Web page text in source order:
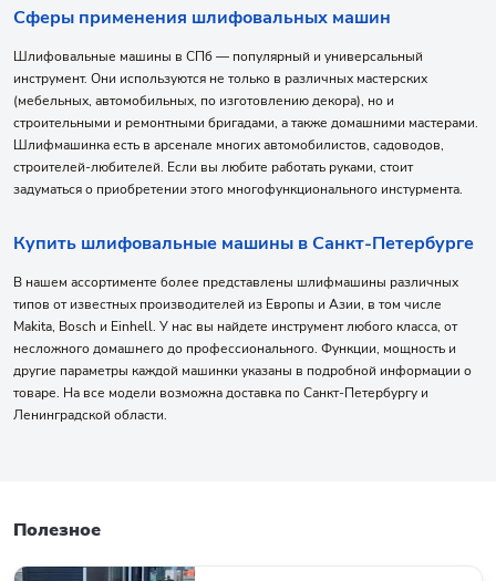
Сферы применения шлифовальных машин
Шлифовальные машины в СПб — популярный и универсальный
инструмент. Они используются не только в различных мастерских
(мебельных, автомобильных, по изготовлению декора), но и
строительными и ремонтными бригадами, а также домашними мастерами.
Шлифмашинка есть в арсенале многих автомобилистов, садоводов,
строителей-любителей. Если вы любите работать руками, стоит
задуматься о приобретении этого многофункционального инстурмента.
Купить шлифовальные машины в Санкт-Петербурге
В нашем ассортименте более представлены шлифмашины различных
типов от известных производителей из Европы и Азии, в том числе
Makita, Bosch и Einhell. У нас вы найдете инструмент любого класса, от
несложного домашнего до профессионального. Функции, мощность и
другие параметры каждой машинки указаны в подробной информации о
товаре. На все модели возможна доставка по Санкт-Петербургу и
Ленинградской области.
Полезное